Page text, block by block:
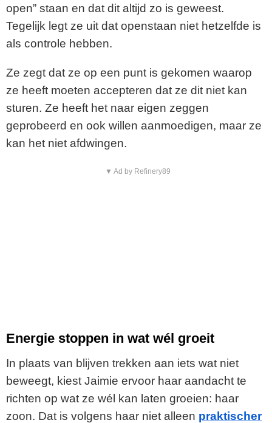
d
o
open” staan en dat dit altijd zo is geweest.
Tegelijk legt ze uit dat openstaan niet hetzelfde is
als controle hebben.
Ze zegt dat ze op een punt is gekomen waarop
ze heeft moeten accepteren dat ze dit niet kan
sturen. Ze heeft het naar eigen zeggen
geprobeerd en ook willen aanmoedigen, maar ze
kan het niet afdwingen.
▼ Ad by Refinery89
Energie stoppen in wat wél groeit
In plaats van blijven trekken aan iets wat niet
beweegt, kiest Jaimie ervoor haar aandacht te
richten op wat ze wél kan laten groeien: haar
zoon. Dat is volgens haar niet alleen praktischer